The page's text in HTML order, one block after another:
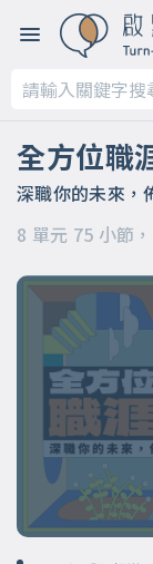
全方位職
深職你的未來，
8 單元 75 小節
第一章 【開篇】
第二章 【被領導
第三章 【被領導
第四章 【領導階
第五章 【領導階
第七章 【應變階
第八章 【結語】